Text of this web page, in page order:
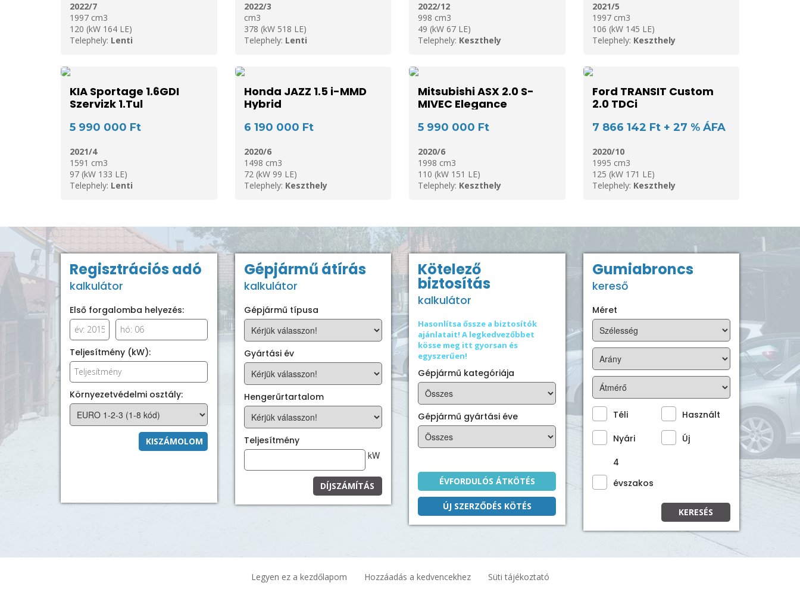
2022/7
1997 cm3
120 (kW 164 LE)
Telephely: Lenti
2022/3
cm3
378 (kW 518 LE)
Telephely: Lenti
2022/12
998 cm3
49 (kW 67 LE)
Telephely: Keszthely
2021/5
1997 cm3
106 (kW 145 LE)
Telephely: Keszthely
KIA Sportage 1.6GDI
Szervizk 1.Tul
5 990 000 Ft
2021/4
1591 cm3
97 (kW 133 LE)
Telephely: Lenti
Honda JAZZ 1.5 i-MMD
Hybrid
6 190 000 Ft
2020/6
1498 cm3
72 (kW 99 LE)
Telephely: Keszthely
Mitsubishi ASX 2.0 S-
MIVEC Elegance
5 990 000 Ft
2020/6
1998 cm3
110 (kW 151 LE)
Telephely: Keszthely
Ford TRANSIT Custom
2.0 TDCi
7 866 142 Ft + 27 % ÁFA
2020/10
1995 cm3
125 (kW 171 LE)
Telephely: Keszthely
Regisztrációs adó
kalkulátor
Első forgalomba helyezés:
Teljesítmény (kW):
Környezetvédelmi osztály:
KISZÁMOLOM
Gépjármű átírás
kalkulátor
Gépjármű típusa
Gyártási év
Hengerűrtartalom
Teljesítmény
kW
DÍJSZÁMÍTÁS
Kötelező
biztosítás
kalkulátor
Hasonlítsa őssze a biztosítók
ajánlatait! A legkedvezőbbet
kösse meg itt gyorsan és
egyszerűen!
Gépjármű kategóriája
Gépjármű gyártási éve
ÉVFORDULÓS ÁTKÖTÉS
ÚJ SZERZŐDÉS KÖTÉS
Gumiabroncs
kereső
Méret
Téli
Nyári
4
évszakos
Használt
Új
KERESÉS
Legyen ez a kezdőlapom Hozzáadás a kedvencekhez Süti tájékoztató